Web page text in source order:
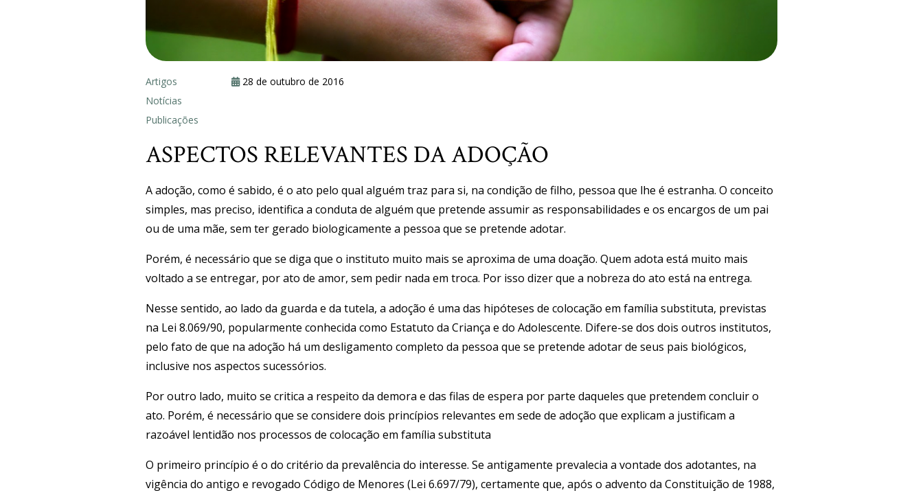
Artigos
Notícias
Publicações
28 de outubro de 2016
ASPECTOS RELEVANTES DA ADOÇÃO
A adoção, como é sabido, é o ato pelo qual alguém traz para si, na condição de filho, pessoa que lhe é estranha. O conceito
simples, mas preciso, identifica a conduta de alguém que pretende assumir as responsabilidades e os encargos de um pai
ou de uma mãe, sem ter gerado biologicamente a pessoa que se pretende adotar.
Porém, é necessário que se diga que o instituto muito mais se aproxima de uma doação. Quem adota está muito mais
voltado a se entregar, por ato de amor, sem pedir nada em troca. Por isso dizer que a nobreza do ato está na entrega.
Nesse sentido, ao lado da guarda e da tutela, a adoção é uma das hipóteses de colocação em família substituta, previstas
na Lei 8.069/90, popularmente conhecida como Estatuto da Criança e do Adolescente. Difere-se dos dois outros institutos,
pelo fato de que na adoção há um desligamento completo da pessoa que se pretende adotar de seus pais biológicos,
inclusive nos aspectos sucessórios.
Por outro lado, muito se critica a respeito da demora e das filas de espera por parte daqueles que pretendem concluir o
ato. Porém, é necessário que se considere dois princípios relevantes em sede de adoção que explicam a justificam a
razoável lentidão nos processos de colocação em família substituta
O primeiro princípio é o do critério da prevalência do interesse. Se antigamente prevalecia a vontade dos adotantes, na
vigência do antigo e revogado Código de Menores (Lei 6.697/79), certamente que, após o advento da Constituição de 1988,